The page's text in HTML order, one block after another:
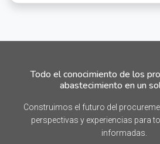
Todo el conocimiento de los
abastecimiento en un
Construimos el futuro del
perspectivas y experiencias para
informadas.